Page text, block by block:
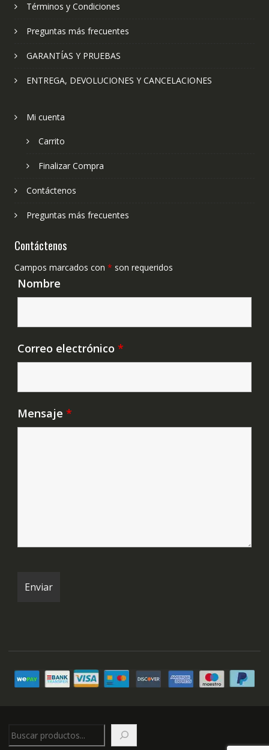
Términos y Condiciones
Preguntas más frecuentes
GARANTÍAS Y PRUEBAS
ENTREGA, DEVOLUCIONES Y CANCELACIONES
Mi cuenta
Carrito
Finalizar Compra
Contáctenos
Preguntas más frecuentes
Contáctenos
Campos marcados con * son requeridos
Nombre
Correo electrónico *
Mensaje *